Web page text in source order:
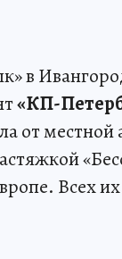
в
«КП-
от
Всех